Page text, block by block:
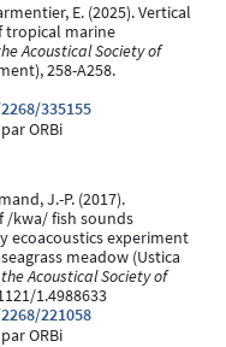
E. (2025). Vertical
tropical marine
Acoustical Society of
258-A258.
335155
ORBi
J.-P. (2017).
/kwa/ fish sounds
ecoacoustics experiment
meadow (Ustica
Acoustical Society of
1.4988633
221058
ORBi